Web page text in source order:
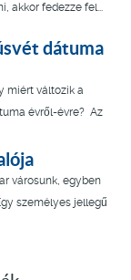
akkor fedezze fel...
dátuma
miért változik a
évről-évre? Az
városunk, egyben
személyes jellegű